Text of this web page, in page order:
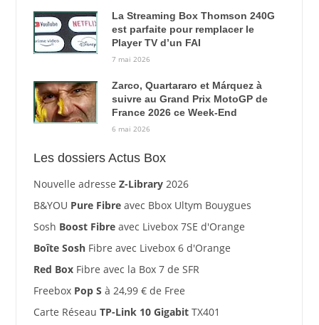
La Streaming Box Thomson 240G
est parfaite pour remplacer le
Player TV d’un FAI
7 mai 2026
Zarco, Quartararo et Márquez à
suivre au Grand Prix MotoGP de
France 2026 ce Week-End
6 mai 2026
Les dossiers Actus Box
Nouvelle adresse Z-Library2026
B&YOU Pure Fibreavec Bbox Ultym Bouygues
Sosh Boost Fibreavec Livebox 7SE d'Orange
Boîte SoshFibre avec Livebox 6 d'Orange
Red BoxFibre avec la Box 7 de SFR
Freebox Pop S à 24,99 € de Free
Carte Réseau TP-Link 10 GigabitTX401